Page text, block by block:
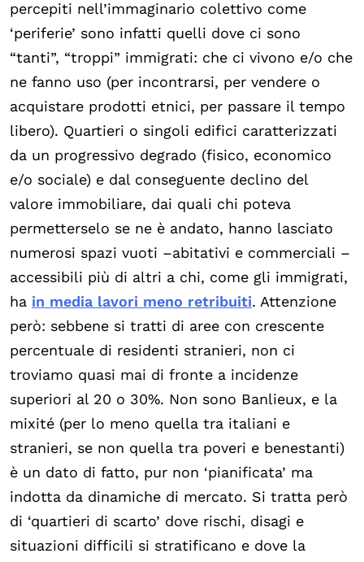
percepiti nell’immaginario colettivo come
‘periferie’ sono infatti quelli dove ci sono
“tanti”, “troppi” immigrati: che ci vivono e/o che
ne fanno uso (per incontrarsi, per vendere o
acquistare prodotti etnici, per passare il tempo
libero). Quartieri o singoli edifici caratterizzati
da un progressivo degrado (fisico, economico
e/o sociale) e dal conseguente declino del
valore immobiliare, dai quali chi poteva
permetterselo se ne è andato, hanno lasciato
numerosi spazi vuoti –abitativi e commerciali –
accessibili più di altri a chi, come gli immigrati,
ha in media lavori meno retribuiti. Attenzione
però: sebbene si tratti di aree con crescente
percentuale di residenti stranieri, non ci
troviamo quasi mai di fronte a incidenze
superiori al 20 o 30%. Non sono Banlieux, e la
mixité (per lo meno quella tra italiani e
stranieri, se non quella tra poveri e benestanti)
è un dato di fatto, pur non ‘pianificata’ ma
indotta da dinamiche di mercato. Si tratta però
di ‘quartieri di scarto’ dove rischi, disagi e
situazioni difficili si stratificano e dove la